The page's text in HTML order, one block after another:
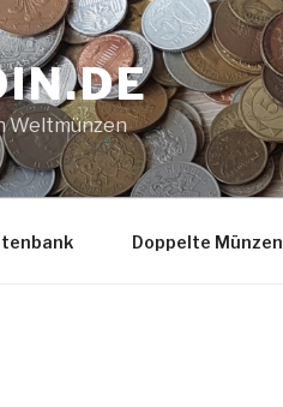
Weltmünzen
Doppelte Münzen